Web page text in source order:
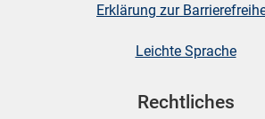
Erklärung zur
Leichte Sprache
Rechtliches